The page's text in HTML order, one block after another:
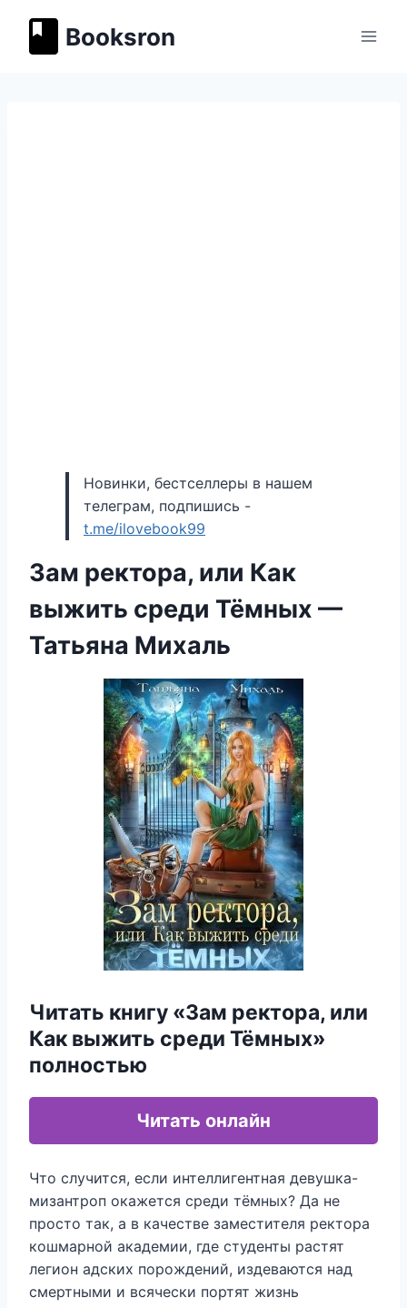
содержимому
Booksron
Новинки, бестселлеры в нашем
телеграм, подпишись -
t.me/ilovebook99
Зам ректора, или Как
выжить среди Тёмных —
Татьяна Михаль
Читать книгу «Зам ректора, или
Как выжить среди Тёмных»
полностью
Читать онлайн
Что случится, если интеллигентная девушка-
мизантроп окажется среди тёмных? Да не
просто так, а в качестве заместителя ректора
кошмарной академии, где студенты растят
легион адских порождений, издеваются над
смертными и всячески портят жизнь